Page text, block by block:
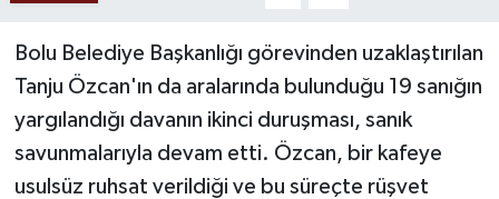
Bolu Belediye Başkanlığı görevinden uzaklaştırılan
Tanju Özcan'ın da aralarında bulunduğu 19 sanığın
yargılandığı davanın ikinci duruşması, sanık
savunmalarıyla devam etti. Özcan, bir kafeye
usulsüz ruhsat verildiği ve bu süreçte rüşvet